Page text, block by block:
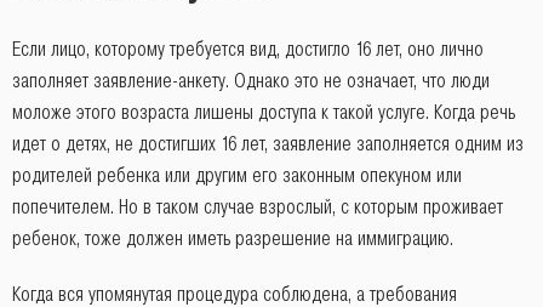
Если лицо, которому требуется вид, достигло 16 лет, оно лично
заполняет заявление-анкету. Однако это не означает, что люди
моложе этого возраста лишены доступа к такой услуге. Когда речь
идет о детях, не достигших 16 лет, заявление заполняется одним из
родителей ребенка или другим его законным опекуном или
попечителем. Но в таком случае взрослый, с которым проживает
ребенок, тоже должен иметь разрешение на иммиграцию.
Когда вся упомянутая процедура соблюдена, а требования